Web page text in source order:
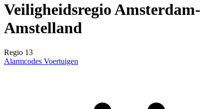
Veiligheidsregio Amsterdam-
Amstelland
Regio 13
Alarmcodes Voertuigen